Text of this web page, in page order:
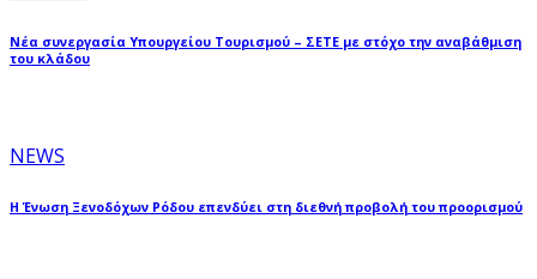
Νέα συνεργασία Υπουργείου Τουρισμού – ΣΕΤΕ με στόχο την αναβάθμιση
του κλάδου
NEWS
Η Ένωση Ξενοδόχων Ρόδου επενδύει στη διεθνή προβολή του προορισμού